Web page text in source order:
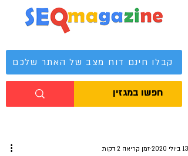
מגזין קידום אתרים
קבלו חינם דוח מצב של האתר שלכם
13 ביולי 2020 זמן קריאה 2 דקות